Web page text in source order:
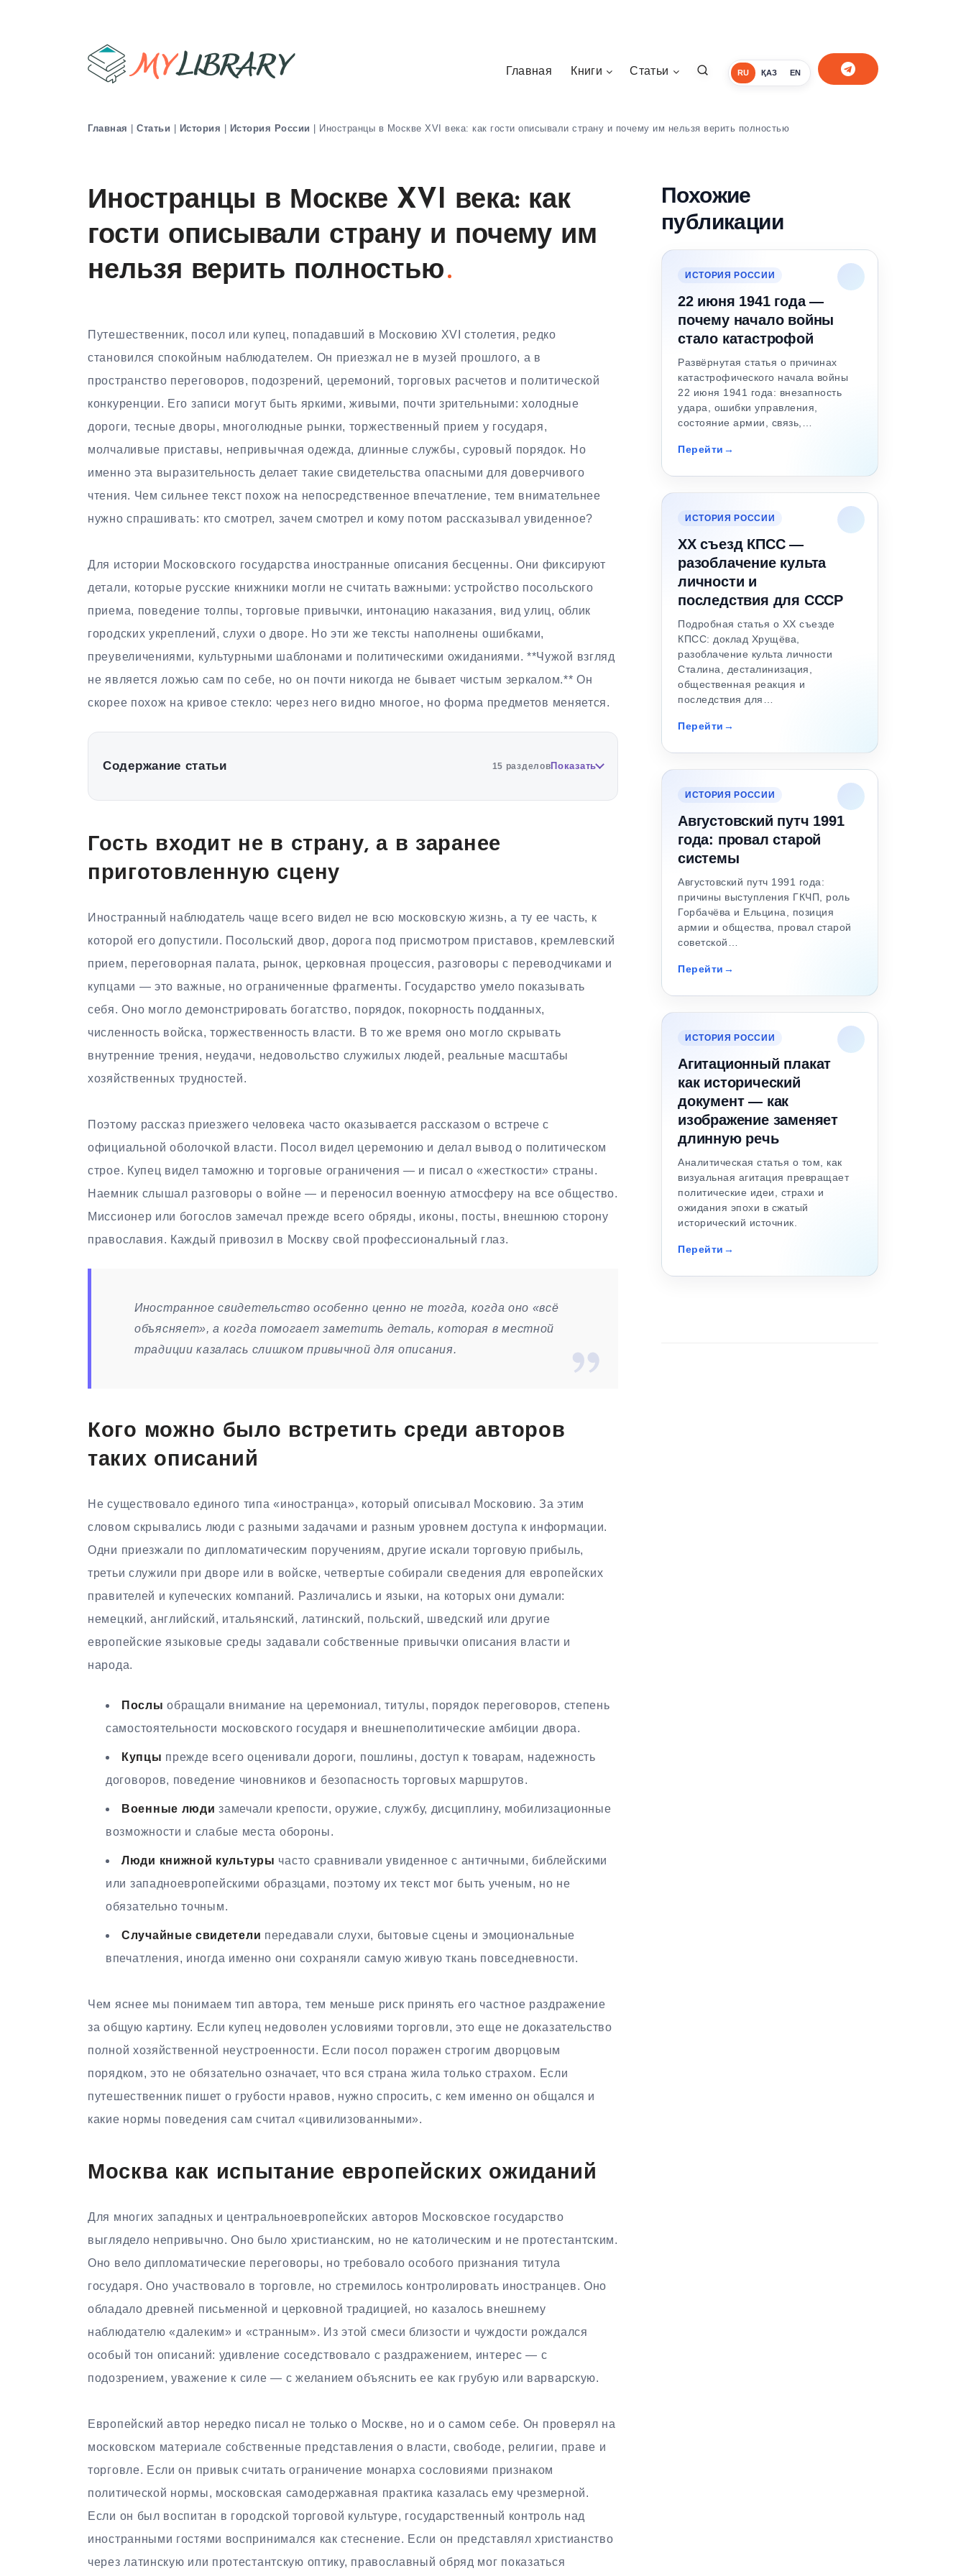
RU ҚАЗ EN
Главная Книги Статьи
Главная | Статьи | История | История России | Иностранцы в Москве XVI века: как гости описывали страну и почему им нельзя верить полностью
Иностранцы в Москве XVI века: как
гости описывали страну и почему им
нельзя верить полностью
Путешественник, посол или купец, попадавший в Московию XVI столетия, редко
становился спокойным наблюдателем. Он приезжал не в музей прошлого, а в
пространство переговоров, подозрений, церемоний, торговых расчетов и политической
конкуренции. Его записи могут быть яркими, живыми, почти зрительными: холодные
дороги, тесные дворы, многолюдные рынки, торжественный прием у государя,
молчаливые приставы, непривычная одежда, длинные службы, суровый порядок. Но
именно эта выразительность делает такие свидетельства опасными для доверчивого
чтения. Чем сильнее текст похож на непосредственное впечатление, тем внимательнее
нужно спрашивать: кто смотрел, зачем смотрел и кому потом рассказывал увиденное?
Для истории Московского государства иностранные описания бесценны. Они фиксируют
детали, которые русские книжники могли не считать важными: устройство посольского
приема, поведение толпы, торговые привычки, интонацию наказания, вид улиц, облик
городских укреплений, слухи о дворе. Но эти же тексты наполнены ошибками,
преувеличениями, культурными шаблонами и политическими ожиданиями. **Чужой взгляд
не является ложью сам по себе, но он почти никогда не бывает чистым зеркалом.** Он
скорее похож на кривое стекло: через него видно многое, но форма предметов меняется.
Содержание статьи 15 разделовПоказать
Гость входит не в страну, а в заранее
приготовленную сцену
Иностранный наблюдатель чаще всего видел не всю московскую жизнь, а ту ее часть, к
которой его допустили. Посольский двор, дорога под присмотром приставов, кремлевский
прием, переговорная палата, рынок, церковная процессия, разговоры с переводчиками и
купцами — это важные, но ограниченные фрагменты. Государство умело показывать
себя. Оно могло демонстрировать богатство, порядок, покорность подданных,
численность войска, торжественность власти. В то же время оно могло скрывать
внутренние трения, неудачи, недовольство служилых людей, реальные масштабы
хозяйственных трудностей.
Поэтому рассказ приезжего человека часто оказывается рассказом о встрече с
официальной оболочкой власти. Посол видел церемонию и делал вывод о политическом
строе. Купец видел таможню и торговые ограничения — и писал о «жесткости» страны.
Наемник слышал разговоры о войне — и переносил военную атмосферу на все общество.
Миссионер или богослов замечал прежде всего обряды, иконы, посты, внешнюю сторону
православия. Каждый привозил в Москву свой профессиональный глаз.
Иностранное свидетельство особенно ценно не тогда, когда оно «всё
объясняет», а когда помогает заметить деталь, которая в местной
традиции казалась слишком привычной для описания.
Кого можно было встретить среди авторов
таких описаний
Не существовало единого типа «иностранца», который описывал Московию. За этим
словом скрывались люди с разными задачами и разным уровнем доступа к информации.
Одни приезжали по дипломатическим поручениям, другие искали торговую прибыль,
третьи служили при дворе или в войске, четвертые собирали сведения для европейских
правителей и купеческих компаний. Различались и языки, на которых они думали:
немецкий, английский, итальянский, латинский, польский, шведский или другие
европейские языковые среды задавали собственные привычки описания власти и
народа.
Послы обращали внимание на церемониал, титулы, порядок переговоров, степень
самостоятельности московского государя и внешнеполитические амбиции двора.
Купцы прежде всего оценивали дороги, пошлины, доступ к товарам, надежность
договоров, поведение чиновников и безопасность торговых маршрутов.
Военные люди замечали крепости, оружие, службу, дисциплину, мобилизационные
возможности и слабые места обороны.
Люди книжной культуры часто сравнивали увиденное с античными, библейскими
или западноевропейскими образцами, поэтому их текст мог быть ученым, но не
обязательно точным.
Случайные свидетели передавали слухи, бытовые сцены и эмоциональные
впечатления, иногда именно они сохраняли самую живую ткань повседневности.
Чем яснее мы понимаем тип автора, тем меньше риск принять его частное раздражение
за общую картину. Если купец недоволен условиями торговли, это еще не доказательство
полной хозяйственной неустроенности. Если посол поражен строгим дворцовым
порядком, это не обязательно означает, что вся страна жила только страхом. Если
путешественник пишет о грубости нравов, нужно спросить, с кем именно он общался и
какие нормы поведения сам считал «цивилизованными».
Москва как испытание европейских ожиданий
Для многих западных и центральноевропейских авторов Московское государство
выглядело непривычно. Оно было христианским, но не католическим и не протестантским.
Оно вело дипломатические переговоры, но требовало особого признания титула
государя. Оно участвовало в торговле, но стремилось контролировать иностранцев. Оно
обладало древней письменной и церковной традицией, но казалось внешнему
наблюдателю «далеким» и «странным». Из этой смеси близости и чуждости рождался
особый тон описаний: удивление соседствовало с раздражением, интерес — с
подозрением, уважение к силе — с желанием объяснить ее как грубую или варварскую.
Европейский автор нередко писал не только о Москве, но и о самом себе. Он проверял на
московском материале собственные представления о власти, свободе, религии, праве и
торговле. Если он привык считать ограничение монарха сословиями признаком
политической нормы, московская самодержавная практика казалась ему чрезмерной.
Если он был воспитан в городской торговой культуре, государственный контроль над
иностранными гостями воспринимался как стеснение. Если он представлял христианство
через латинскую или протестантскую оптику, православный обряд мог показаться
Похожие
публикации
ИСТОРИЯ РОССИИ
22 июня 1941 года —
почему начало войны
стало катастрофой
Развёрнутая статья о причинах
катастрофического начала войны
22 июня 1941 года: внезапность
удара, ошибки управления,
состояние армии, связь,…
Перейти
ИСТОРИЯ РОССИИ
XX съезд КПСС —
разоблачение культа
личности и
последствия для СССР
Подробная статья о XX съезде
КПСС: доклад Хрущёва,
разоблачение культа личности
Сталина, десталинизация,
общественная реакция и
последствия для…
Перейти
ИСТОРИЯ РОССИИ
Августовский путч 1991
года: провал старой
системы
Августовский путч 1991 года:
причины выступления ГКЧП, роль
Горбачёва и Ельцина, позиция
армии и общества, провал старой
советской…
Перейти
ИСТОРИЯ РОССИИ
Агитационный плакат
как исторический
документ — как
изображение заменяет
длинную речь
Аналитическая статья о том, как
визуальная агитация превращает
политические идеи, страхи и
ожидания эпохи в сжатый
исторический источник.
Перейти